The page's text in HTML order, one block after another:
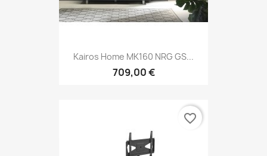
Kairos Home MK160 NRG GS...
709,00 €
favorite_border